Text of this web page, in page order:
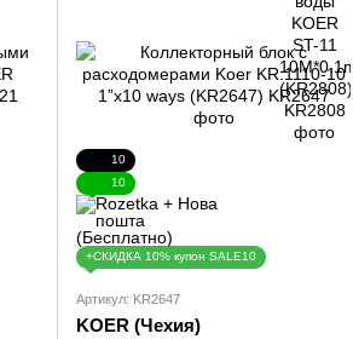
10
10
+СКИДКА 10% купон SALE10
Артикул: KR2647
KOER (Чехия)